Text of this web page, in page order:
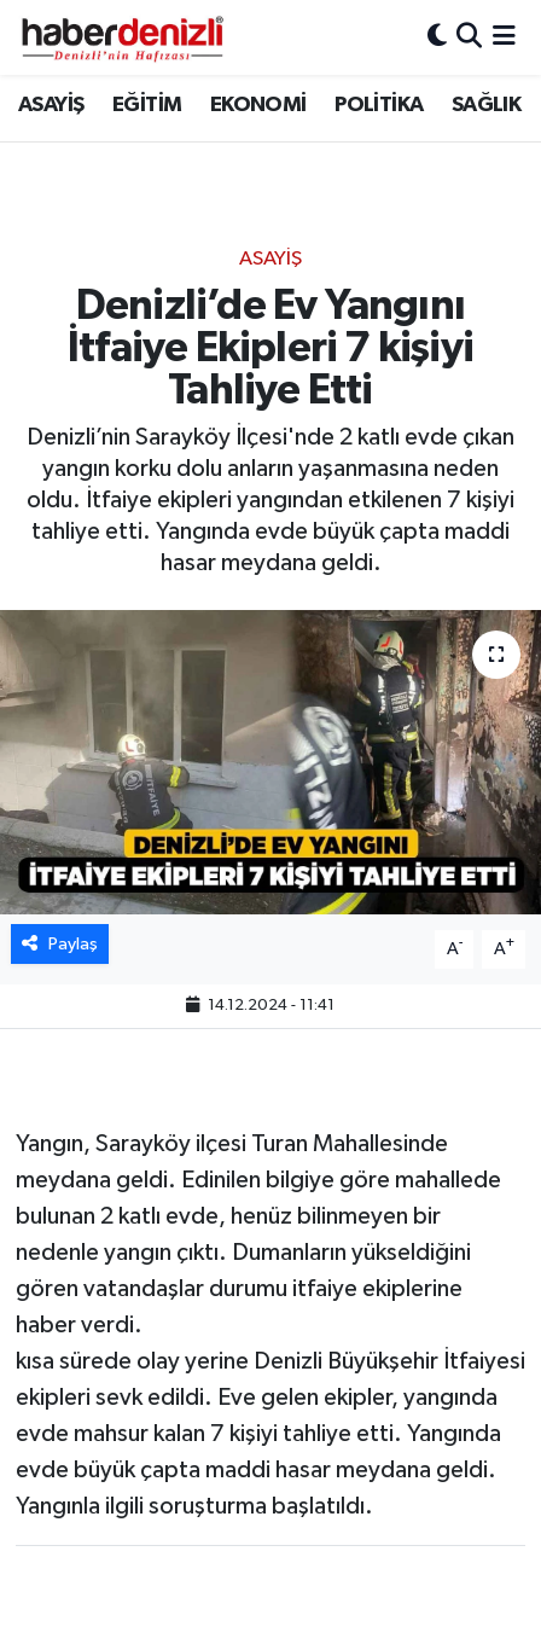
ASAYİŞ EĞİTİM EKONOMİ POLİTİKA SAĞLIK
ASAYİŞ
Denizli’de Ev Yangını
İtfaiye Ekipleri 7 kişiyi
Tahliye Etti
Denizli’nin Sarayköy İlçesi'nde 2 katlı evde çıkan
yangın korku dolu anların yaşanmasına neden
oldu. İtfaiye ekipleri yangından etkilenen 7 kişiyi
tahliye etti. Yangında evde büyük çapta maddi
hasar meydana geldi.
Paylaş A- A+
14.12.2024 - 11:41
Yangın, Sarayköy ilçesi Turan Mahallesinde
meydana geldi. Edinilen bilgiye göre mahallede
bulunan 2 katlı evde, henüz bilinmeyen bir
nedenle yangın çıktı. Dumanların yükseldiğini
gören vatandaşlar durumu itfaiye ekiplerine
haber verdi.
kısa sürede olay yerine Denizli Büyükşehir İtfaiyesi
ekipleri sevk edildi. Eve gelen ekipler, yangında
evde mahsur kalan 7 kişiyi tahliye etti. Yangında
evde büyük çapta maddi hasar meydana geldi.
Yangınla ilgili soruşturma başlatıldı.
Denizli Nöbetçi Eczaneler
Tüm Manşetler
Son Dakika Haberleri
Haber Arşivi